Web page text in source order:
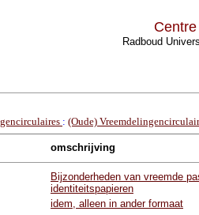
Radboud
: (Oude)
omschrijving
Bijzonderheden van vreemde
identiteitspapieren
idem, alleen in ander formaat